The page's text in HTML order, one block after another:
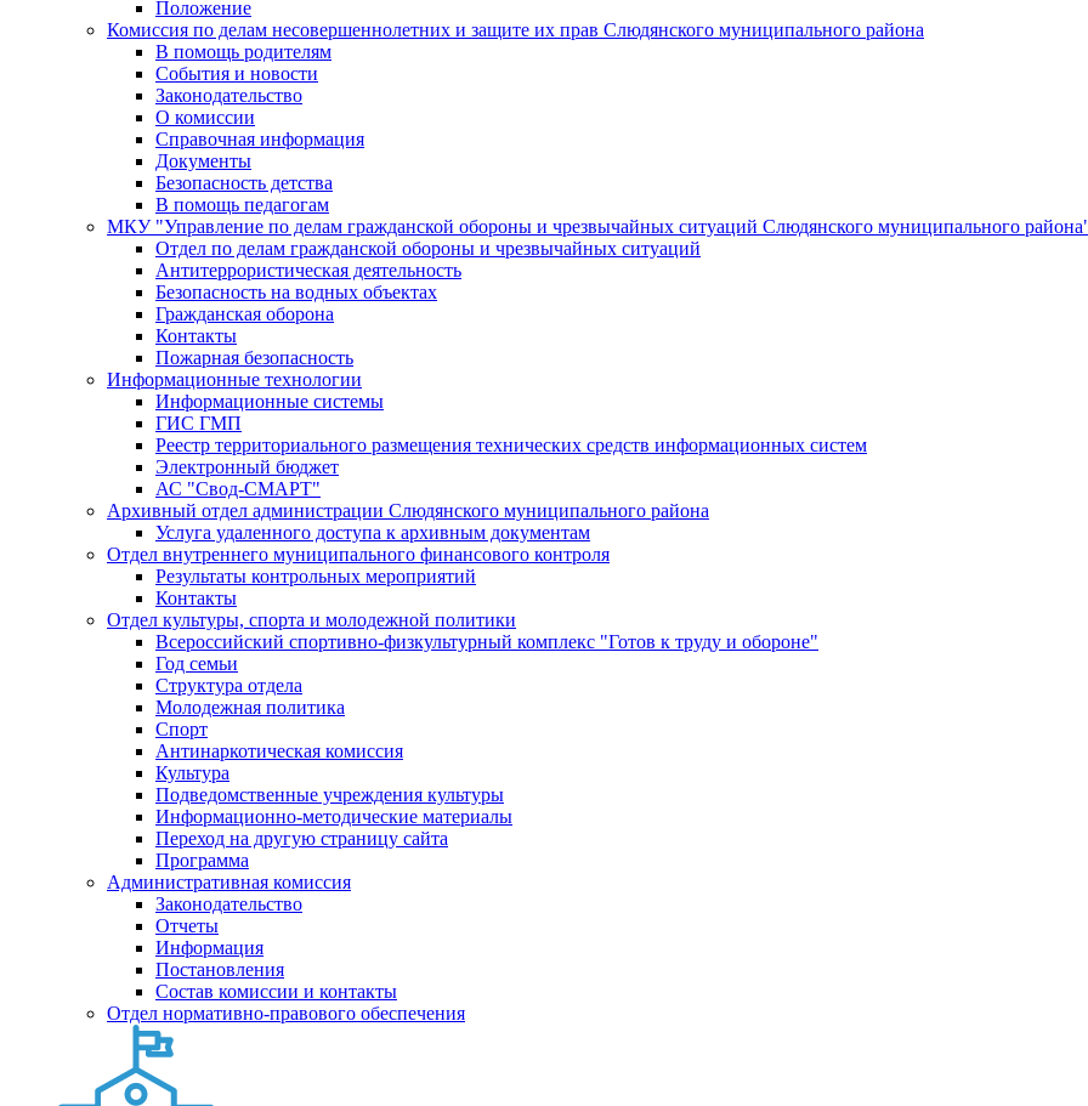
Положение
Комиссия по делам несовершеннолетних и защите их прав Слюдянского муниципального района
В помощь родителям
События и новости
Законодательство
О комиссии
Справочная информация
Документы
Безопасность детства
В помощь педагогам
МКУ "Управление по делам гражданской обороны и чрезвычайных ситуаций Слюдянского муниципального
Отдел по делам гражданской обороны и чрезвычайных ситуаций
Антитеррористическая деятельность
Безопасность на водных объектах
Гражданская оборона
Контакты
Пожарная безопасность
Информационные технологии
Информационные системы
ГИС ГМП
Реестр территориального размещения технических средств информационных систем
Электронный бюджет
АС "Свод-СМАРТ"
Архивный отдел администрации Слюдянского муниципального района
Услуга удаленного доступа к архивным документам
Отдел внутреннего муниципального финансового контроля
Результаты контрольных мероприятий
Контакты
Отдел культуры, спорта и молодежной политики
Всероссийский спортивно-физкультурный комплекс "Готов к труду и обороне"
Год семьи
Структура отдела
Молодежная политика
Спорт
Антинаркотическая комиссия
Культура
Подведомственные учреждения культуры
Информационно-методические материалы
Переход на другую страницу сайта
Программа
Административная комиссия
Законодательство
Отчеты
Информация
Постановления
Состав комиссии и контакты
Отдел нормативно-правового обеспечения